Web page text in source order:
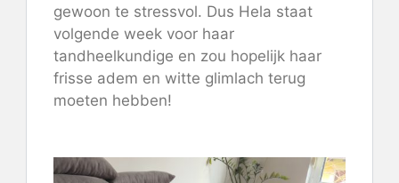
gewoon te stressvol. Dus Hela staat
volgende week voor haar
tandheelkundige en zou hopelijk haar
frisse adem en witte glimlach terug
moeten hebben!